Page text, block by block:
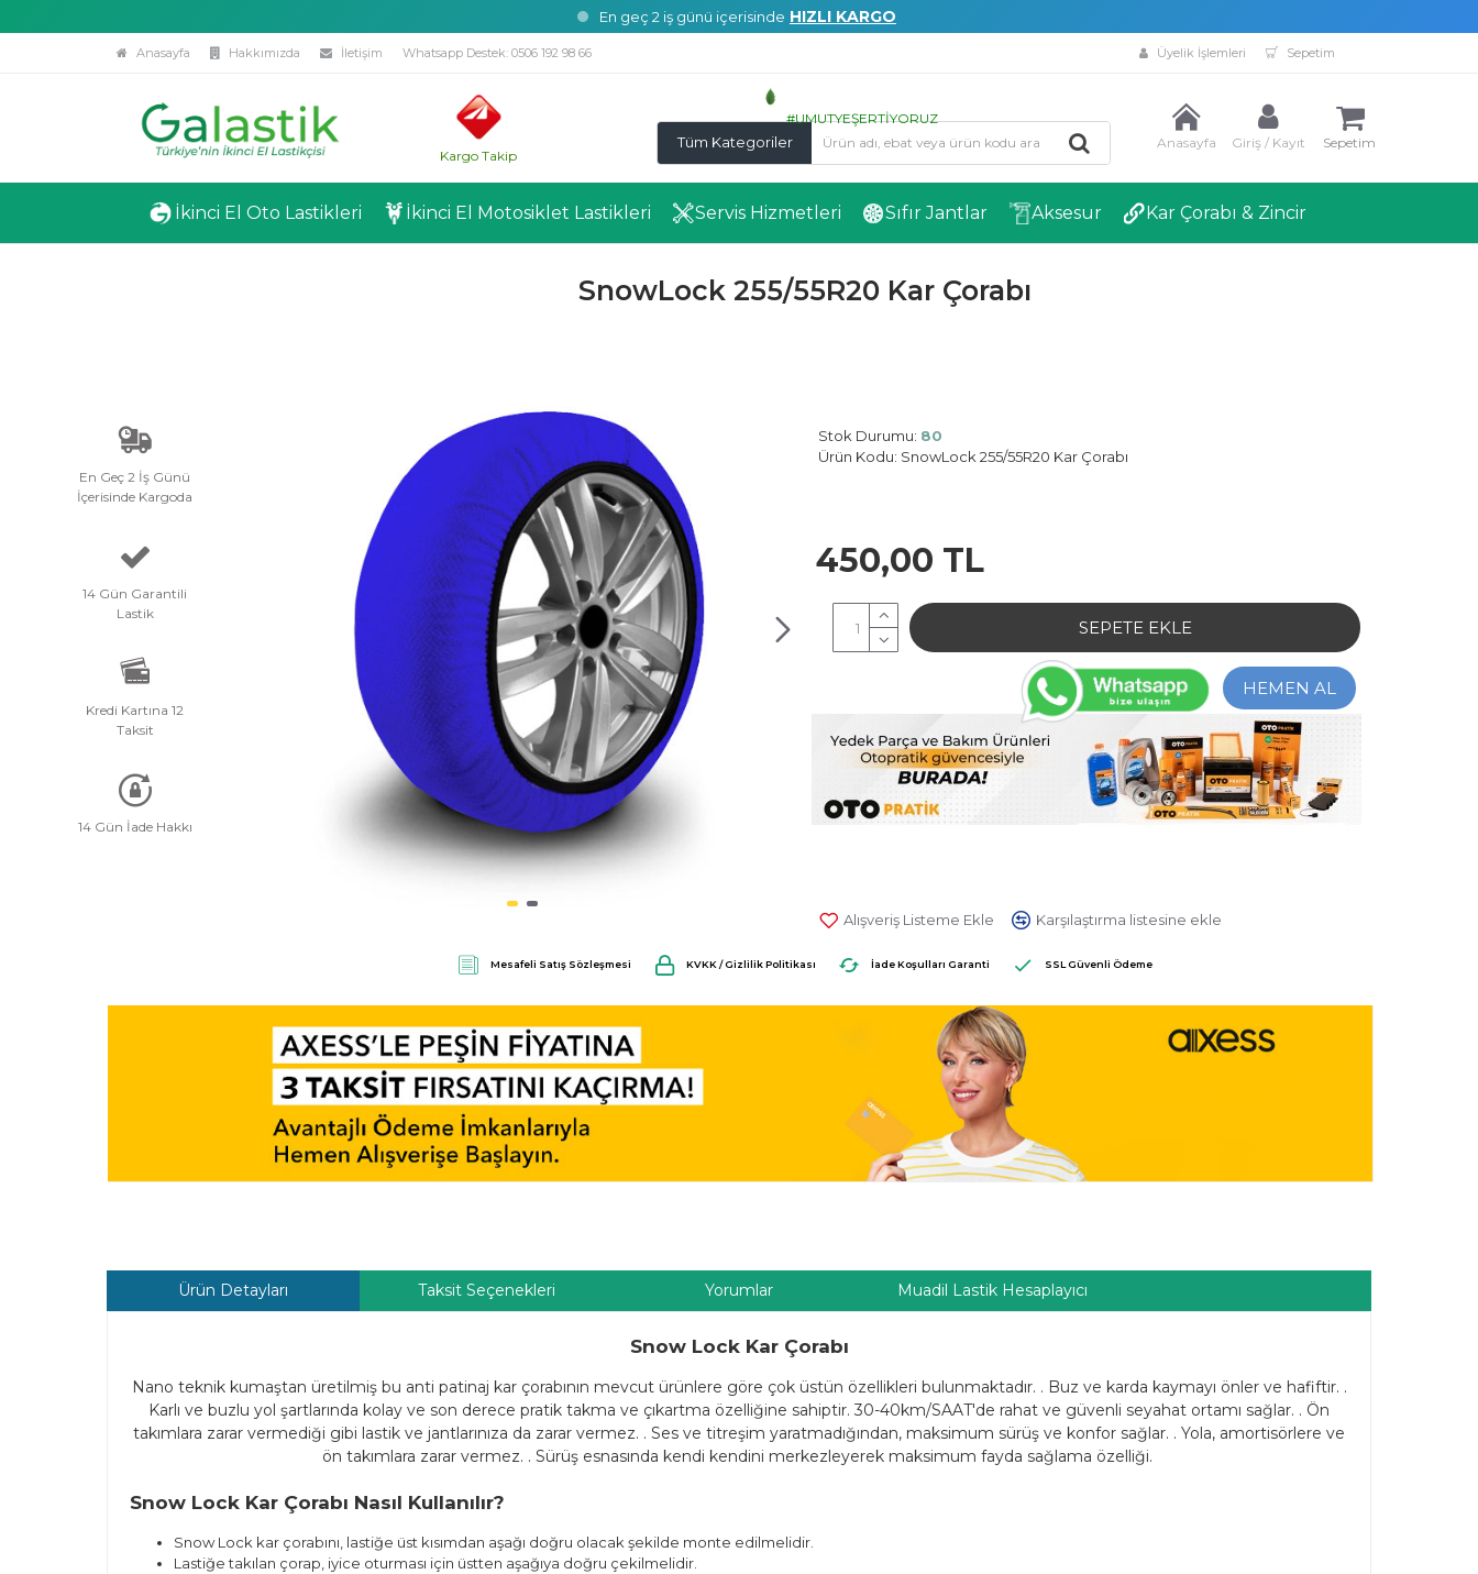
En geç 2 iş günü içerisinde HIZLI KARGO
#UMUTYEŞERTİYORUZ
Kargo Takip
Anasayfa Hakkımızda İletişim Whatsapp Destek: 0506 192 98 66 Üyelik İşlemleri Sepetim
Tüm Kategoriler Anasayfa Giriş / Kayıt Sepetim
İkinci El Oto Lastikleri İkinci El Motosiklet Lastikleri Servis Hizmetleri Sıfır Jantlar Aksesur Kar Çorabı & Zincir
En Geç 2 İş Günü
İçerisinde Kargoda
14 Gün Garantili
Lastik
Kredi Kartına 12
Taksit
14 Gün İade Hakkı
SnowLock 255/55R20 Kar Çorabı
Stok Durumu: 80
Ürün Kodu: SnowLock 255/55R20 Kar Çorabı
450,00 TL
SEPETE EKLE
HEMEN AL
Alışveriş Listeme Ekle Karşılaştırma listesine ekle
Planet: 0
Mesafeli Satış Sözleşmesi KVKK / Gizlilik Politikası İade Koşulları Garanti SSL Güvenli Ödeme
Ürün Detayları Taksit Seçenekleri Yorumlar Muadil Lastik Hesaplayıcı
Snow Lock Kar Çorabı
Nano teknik kumaştan üretilmiş bu anti patinaj kar çorabının mevcut ürünlere göre çok üstün özellikleri bulunmaktadır. . Buz ve karda kaymayı önler ve hafiftir. .
Karlı ve buzlu yol şartlarında kolay ve son derece pratik takma ve çıkartma özelliğine sahiptir. 30-40km/SAAT'de rahat ve güvenli seyahat ortamı sağlar. . Ön
takımlara zarar vermediği gibi lastik ve jantlarınıza da zarar vermez. . Ses ve titreşim yaratmadığından, maksimum sürüş ve konfor sağlar. . Yola, amortisörlere ve
ön takımlara zarar vermez. . Sürüş esnasında kendi kendini merkezleyerek maksimum fayda sağlama özelliği.
Snow Lock Kar Çorabı Nasıl Kullanılır?
Snow Lock kar çorabını, lastiğe üst kısımdan aşağı doğru olacak şekilde monte edilmelidir.
Lastiğe takılan çorap, iyice oturması için üstten aşağıya doğru çekilmelidir.